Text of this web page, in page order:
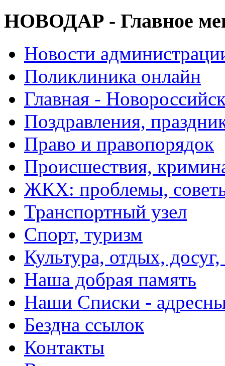
НОВОДАР - Главное
Новости
Поликлиника онлайн
Главная -
Поздравления,
Право и правопорядок
Происшествия,
ЖКХ: проблемы,
Транспортный узел
Спорт, туризм
Культура, отдых,
Наша добрая память
Наши Списки -
Бездна ссылок
Контакты